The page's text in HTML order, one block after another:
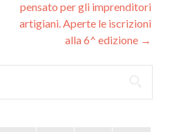
pensato per gli imprenditori
artigiani. Aperte le iscrizioni
alla 6^ edizione →